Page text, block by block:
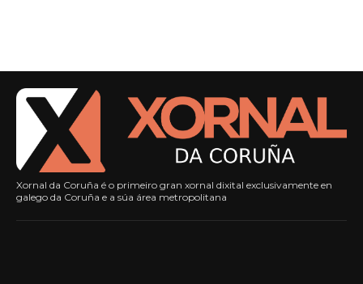
Xornal da Coruña é o primeiro gran xornal dixital exclusivamente en
galego da Coruña e a súa área metropolitana